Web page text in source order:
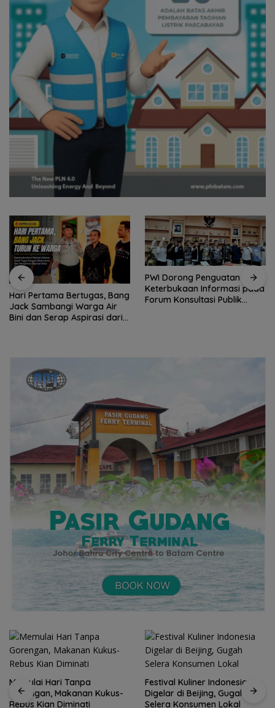
Hari Pertama Bertugas, Bang
Jack Sambangi Warga Air
Bini dan Serap Aspirasi dari
PWI Dorong Penguatan
Keterbukaan Informasi pada
Forum Konsultasi Publik
Memulai Hari Tanpa
Gorengan, Makanan Kukus-
Rebus Kian Diminati
Festival Kuliner Indonesia
Digelar di Beijing, Gugah
Selera Konsumen Lokal